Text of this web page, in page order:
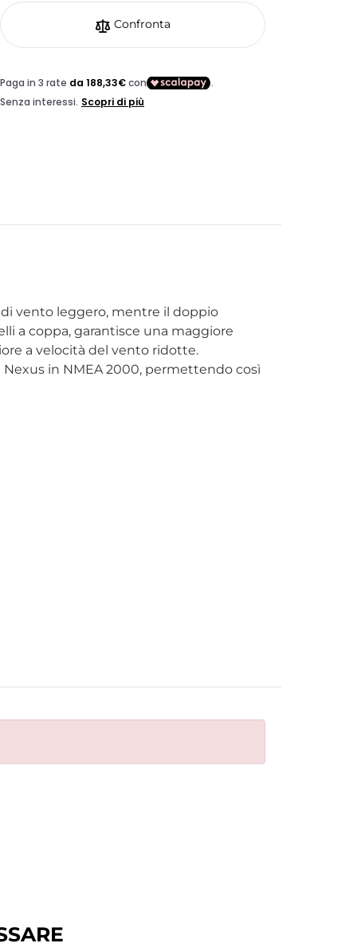
Confronta
vento leggero, mentre il doppio
a coppa, garantisce una maggiore
a velocità del vento ridotte.
in NMEA 2000, permettendo così